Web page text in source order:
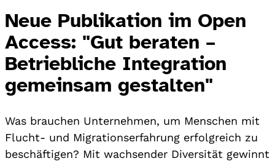
Neue Publikation im Open
Access: "Gut beraten –
Betriebliche Integration
gemeinsam gestalten"
Was brauchen Unternehmen, um Menschen mit
Flucht- und Migrationserfahrung erfolgreich zu
beschäftigen? Mit wachsender Diversität gewinnt